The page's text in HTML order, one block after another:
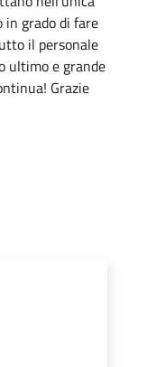
in grado di fare
il personale
ultimo e grande
Grazie